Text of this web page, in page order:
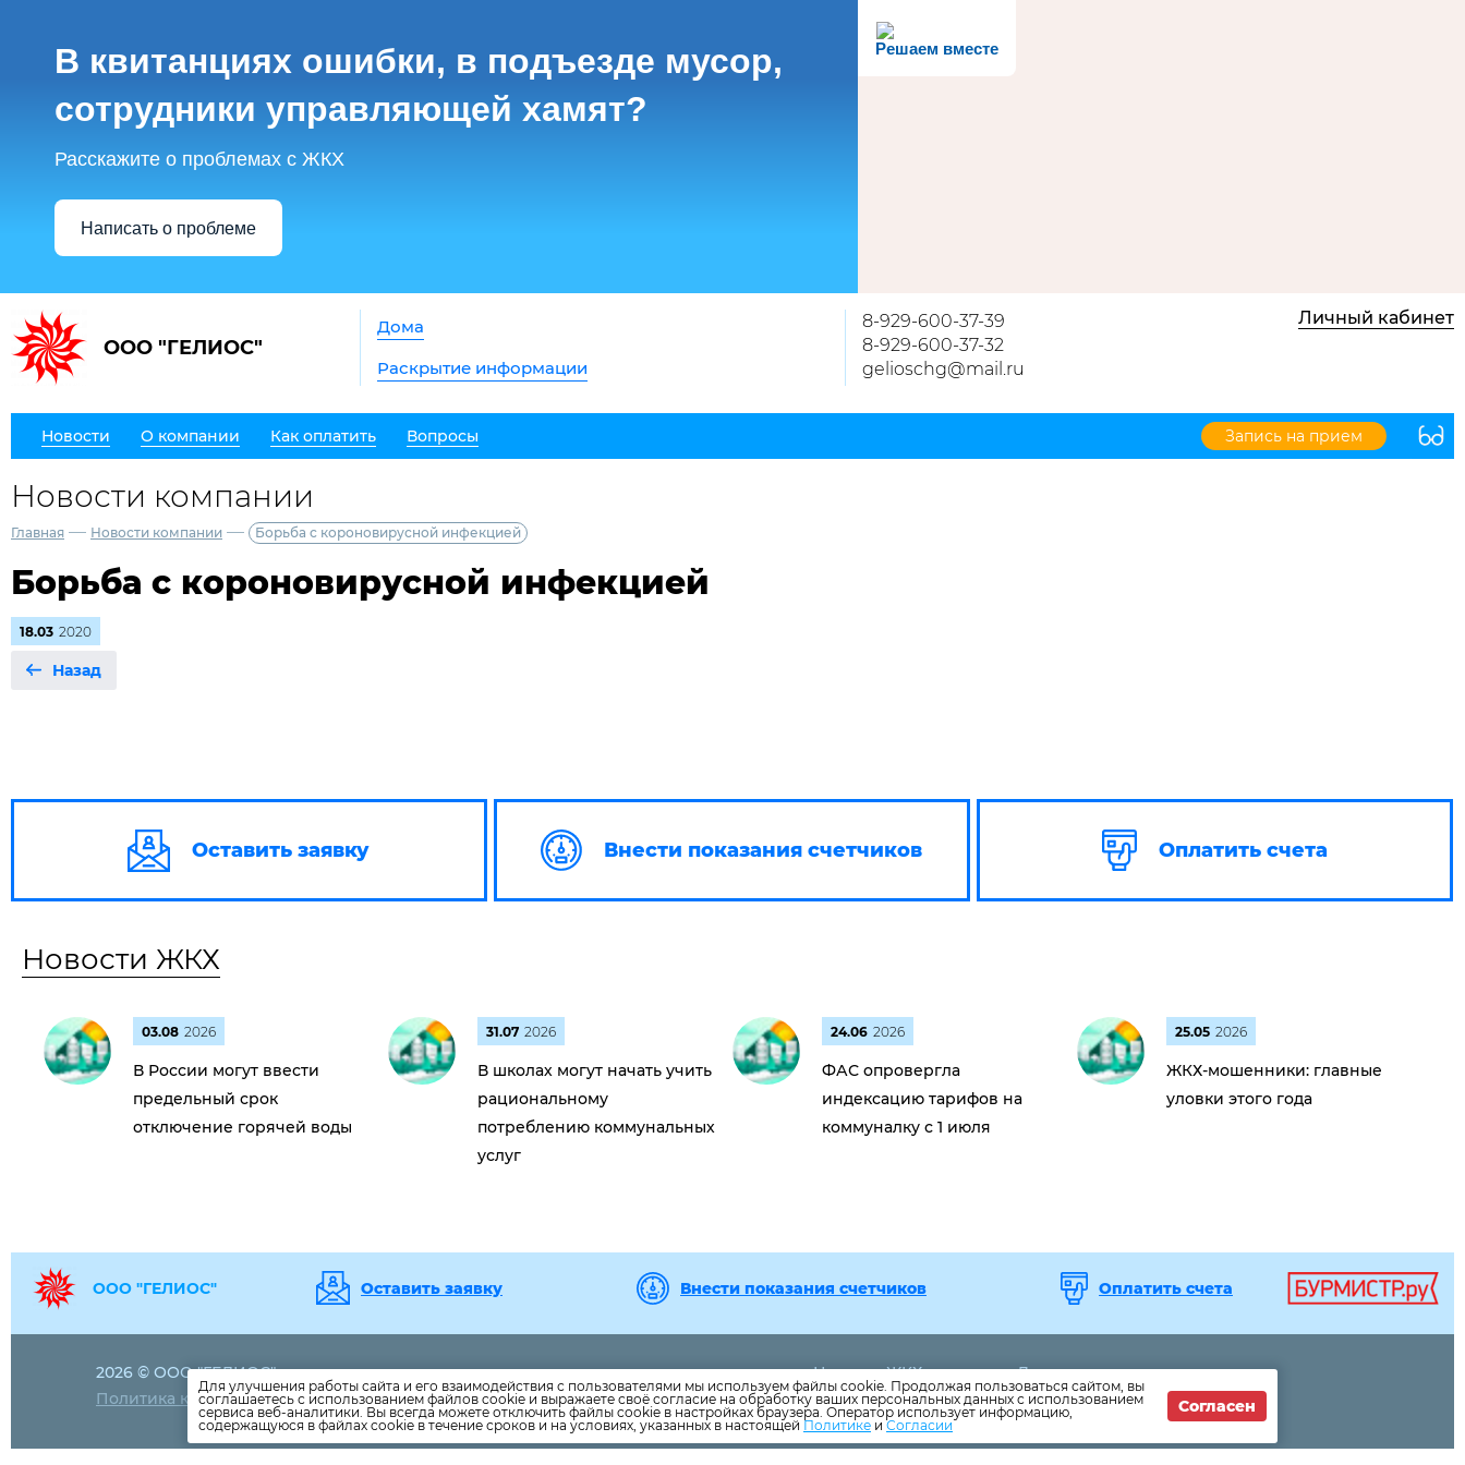
Решаем вместе
В квитанциях ошибки, в подъезде мусор,
сотрудники управляющей хамят?
Расскажите о проблемах с ЖКХ
Написать о проблеме
ООО "ГЕЛИОС"
Дома
Раскрытие информации
8-929-600-37-39
8-929-600-37-32
gelioschg@mail.ru
Личный кабинет
Новости О компании Как оплатить Вопросы Запись на прием
Новости компании
Главная — Новости компании — Борьба с короновирусной инфекцией
Борьба с короновирусной инфекцией
18.03 2020
Назад
Оставить заявку Внести показания счетчиков Оплатить счета
Новости ЖКХ
03.08 2026
В России могут ввести
предельный срок
отключение горячей воды
31.07 2026
В школах могут начать учить
рациональному
потреблению коммунальных
услуг
24.06 2026
ФАС опровергла
индексацию тарифов на
коммуналку с 1 июля
25.05 2026
ЖКХ-мошенники: главные
уловки этого года
ООО "ГЕЛИОС" Оставить заявку Внести показания счетчиков Оплатить счета
2026 © ООО "ГЕЛИОС"
Политика конфиденциальности
8-929-600-37-32
gelioschg@mail.ru
бухгалтерия
Новости ЖКХ
Новости компании
Как оплатить
Дома
Раскрытие информации
Вопросы
Для улучшения работы сайта и его взаимодействия с пользователями мы используем файлы cookie. Продолжая пользоваться сайтом, вы
соглашаетесь с использованием файлов cookie и выражаете своё согласие на обработку ваших персональных данных с использованием
сервиса веб-аналитики. Вы всегда можете отключить файлы cookie в настройках браузера. Оператор использует информацию,
содержащуюся в файлах cookie в течение сроков и на условиях, указанных в настоящей Политике и Согласии
Согласен